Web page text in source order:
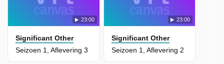
23:00
Significant Other
Seizoen 1, Aflevering 3
23:00
Significant Other
Seizoen 1, Aflevering 2